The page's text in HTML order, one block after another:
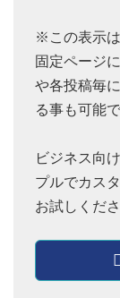
※この表示
固定ページ
や各投稿毎
る事も可能で
ビジネス向
プルでカス
お試しくださ